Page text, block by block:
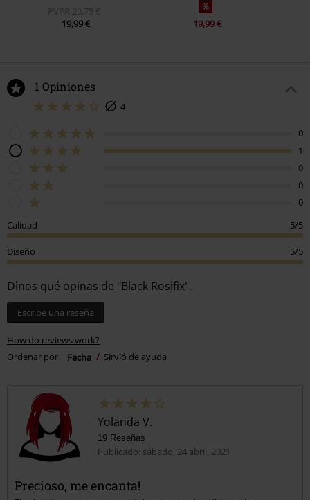
PVPR 20,75 €
19,99 €
%
19,99 €
1 Opiniones
4
0
1
0
0
0
Calidad
5/5
Diseño 5/5
Dinos qué opinas de "Black Rosifix".
Escribe una reseña
How do reviews work?
Ordenar por
Fecha Sirvió de ayuda
Yolanda V.
19 Reseñas
Publicado: sábado, 24 abril, 2021
Precioso, me encanta!